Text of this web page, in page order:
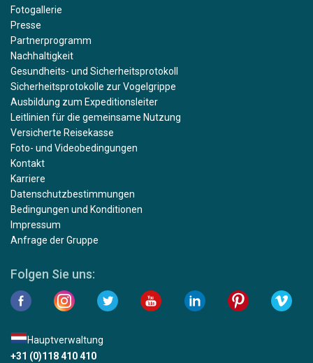
Fotogallerie
Presse
Partnerprogramm
Nachhaltigkeit
Gesundheits- und Sicherheitsprotokoll
Sicherheitsprotokolle zur Vogelgrippe
Ausbildung zum Expeditionsleiter
Leitlinien für die gemeinsame Nutzung
Versicherte Reisekasse
Foto- und Videobedingungen
Kontakt
Karriere
Datenschutzbestimmungen
Bedingungen und Konditionen
Impressum
Anfrage der Gruppe
Folgen Sie uns:
Hauptverwaltung
+31 (0)118 410 410